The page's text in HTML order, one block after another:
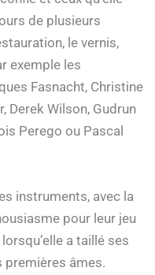
de plusieurs
le vernis,
exemple les
Fasnacht, Christine
Derek Wilson, Gudrun
Perego ou Pascal
instruments, avec la
pour leur jeu
a taillé ses
premières âmes.